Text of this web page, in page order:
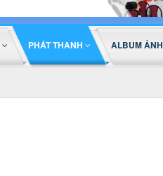
PHÁT THANH ALBUM ẢNH